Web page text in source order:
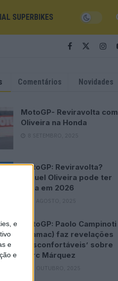
e
e
e
SUPERBIKES
Comentários Novidades
MotoGP- Reviravolta com
Oliveira na Honda
8 SETEMBRO, 2025
MotoGP: Reviravolta?
Miguel Oliveira pode ter
vaga em 2026
28 AGOSTO, 2025
MotoGP: Paolo Campinoti
(Pramac) faz revelações
‘desconfortáveis’ sobre
Marc Márquez
16 OUTUBRO, 2025